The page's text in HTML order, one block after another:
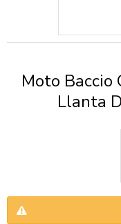
Moto Baccio
Llanta
Mensaje